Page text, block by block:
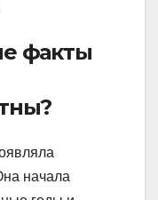
факты
начала